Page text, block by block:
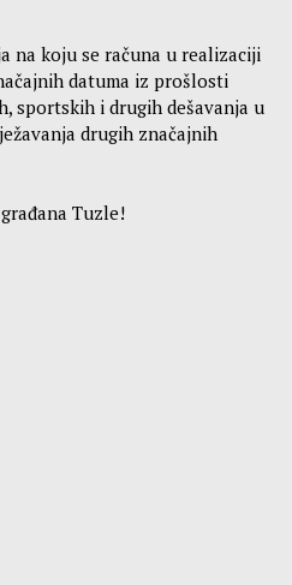
na koju se računa u realizaciji
datuma iz prošlosti
sportskih i drugih dešavanja u
drugih značajnih
Tuzle!